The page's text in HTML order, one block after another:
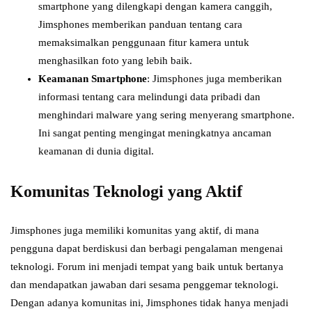
smartphone yang dilengkapi dengan kamera canggih,
Jimsphones memberikan panduan tentang cara
memaksimalkan penggunaan fitur kamera untuk
menghasilkan foto yang lebih baik.
Keamanan Smartphone: Jimsphones juga memberikan
informasi tentang cara melindungi data pribadi dan
menghindari malware yang sering menyerang smartphone.
Ini sangat penting mengingat meningkatnya ancaman
keamanan di dunia digital.
Komunitas Teknologi yang Aktif
Jimsphones juga memiliki komunitas yang aktif, di mana
pengguna dapat berdiskusi dan berbagi pengalaman mengenai
teknologi. Forum ini menjadi tempat yang baik untuk bertanya
dan mendapatkan jawaban dari sesama penggemar teknologi.
Dengan adanya komunitas ini, Jimsphones tidak hanya menjadi